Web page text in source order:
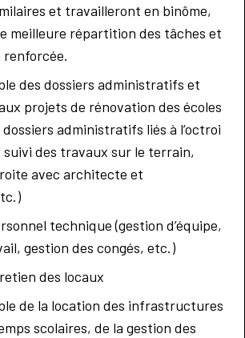
et travailleront en binôme,
meilleure répartition des tâches et
renforcée.
des dossiers administratifs et
projets de rénovation des écoles
administratifs liés à l’octroi
des travaux sur le terrain,
avec architecte et
technique (gestion d’équipe,
gestion des congés, etc.)
des locaux
de la location des infrastructures
scolaires, de la gestion des